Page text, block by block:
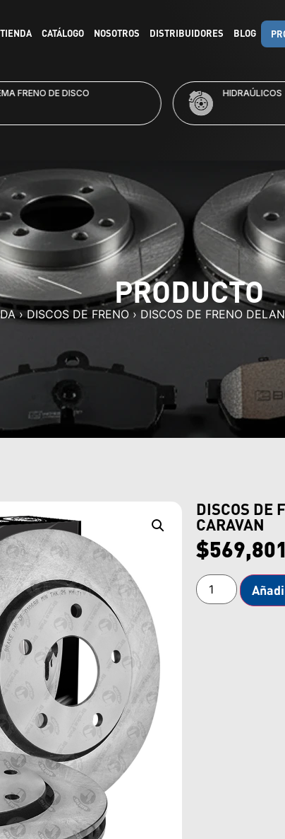
TIENDA CATÁLOGO NOSOTROS DISTRIBUIDORES BLOG
HIDRAÚLICOS KITS DE
PRODUCTO
›DISCOS DE FRENO › DISCOS DE FRENO
DISCOS DE
CARAVAN
$569,801